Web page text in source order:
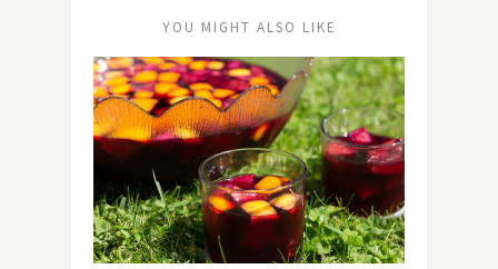
YOU MIGHT ALSO LIKE